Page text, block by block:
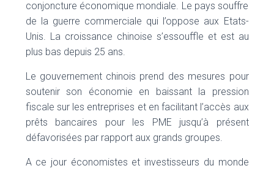
conjoncture économique mondiale. Le pays souffre
de la guerre commerciale qui l’oppose aux Etats-
Unis. La croissance chinoise s’essouffle et est au
plus bas depuis 25 ans.
Le gouvernement chinois prend des mesures pour
soutenir son économie en baissant la pression
fiscale sur les entreprises et en facilitant l’accès aux
prêts bancaires pour les PME jusqu’à présent
défavorisées par rapport aux grands groupes.
A ce jour économistes et investisseurs du monde